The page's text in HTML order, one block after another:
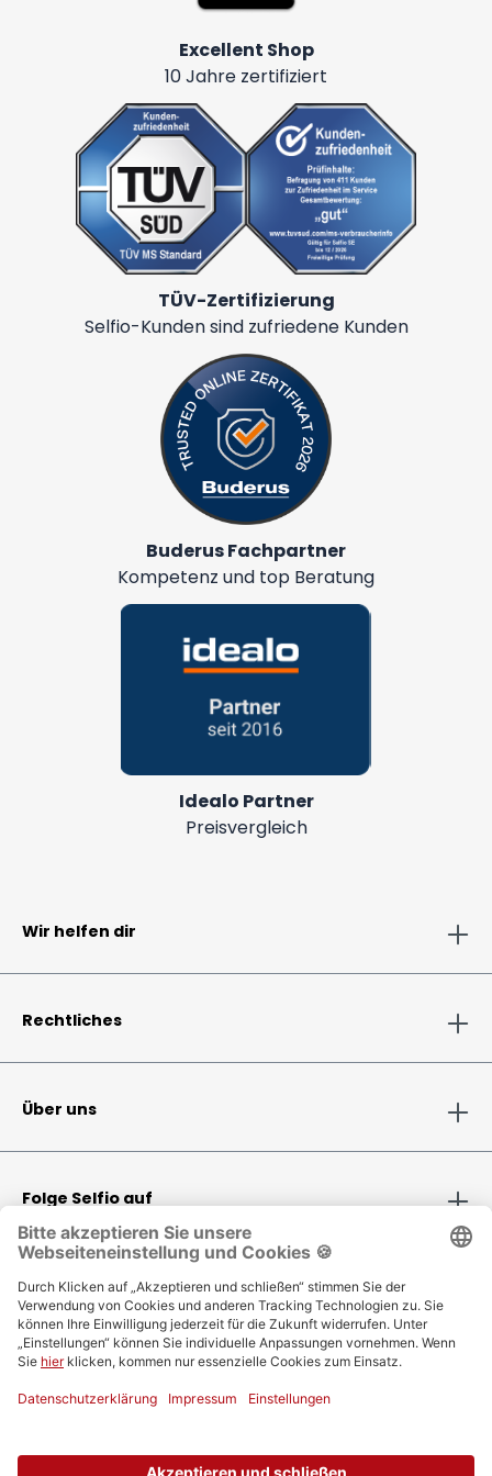
Excellent Shop
10 Jahre zertifiziert
TÜV-Zertifizierung
Selfio-Kunden sind zufriedene Kunden
Buderus Fachpartner
Kompetenz und top Beratung
Idealo Partner
Preisvergleich
Wir helfen dir
Rechtliches
Über uns
Folge Selfio auf
Zahlungsmethoden
Bestellung